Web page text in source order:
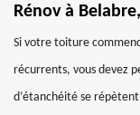
Rénov à
Si votre toiture
récurrents, vous devez
d’étanchéité se